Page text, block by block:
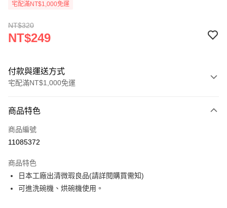
宅配滿NT$1,000免運
NT$320
NT$249
付款與運送方式
宅配滿NT$1,000免運
信用卡一次付款
LINE Pay
運送方式
商品特色
商品編號
11085372
商品特色
日本工廠出清微瑕良品(請詳閱購買需知)
可進洗碗機、烘碗機使用。